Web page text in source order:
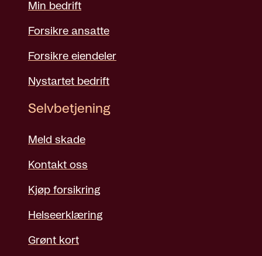
Min bedrift
Forsikre ansatte
Forsikre eiendeler
Nystartet bedrift
Selvbetjening
Meld skade
Kontakt oss
Kjøp forsikring
Helseerklæring
Grønt kort